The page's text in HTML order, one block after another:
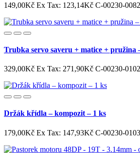
149,00Kč Ex Tax: 123,14Kč C-00230-0082
Trubka servo saveru + matice + pružina
329,00Kč Ex Tax: 271,90Kč C-00230-0102
Držák křídla – kompozit – 1 ks
179,00Kč Ex Tax: 147,93Kč C-00230-0103